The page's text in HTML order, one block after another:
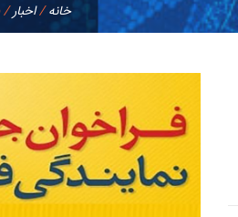
خانه/اخبار/